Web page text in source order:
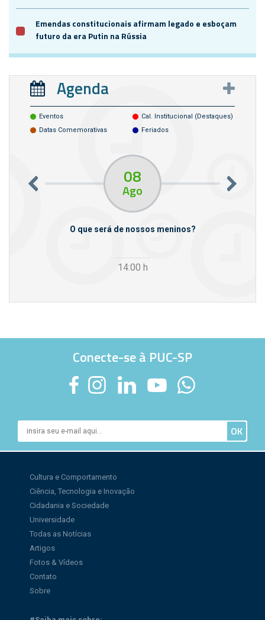
Emendas constitucionais afirmam legado e esboçam
futuro da era Putin na Rússia
Agenda
Eventos
Cal. Institucional (destaques)
Datas Comemorativas
Feriados
08
Ago
O que será de nossos meninos?
14:00 h
Conecte-se à PUC-SP
Cultura e Comportamento
Ciência, Tecnologia e Inovação
Cidadania e Sociedade
Universidade
Todas as Notícias
Artigos
Fotos & Vídeos
Contato
Sobre